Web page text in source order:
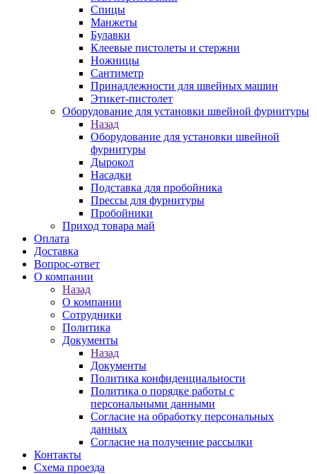
Спицы
Манжеты
Булавки
Клеевые пистолеты и стержни
Ножницы
Сантиметр
Принадлежности для швейных машин
Этикет-пистолет
Оборудование для установки швейной фурнитуры
Назад
Оборудование для установки швейной
фурнитуры
Дырокол
Насадки
Подставка для пробойника
Прессы для фурнитуры
Пробойники
Приход товара май
Оплата
Доставка
Вопрос-ответ
О компании
Назад
О компании
Сотрудники
Политика
Документы
Назад
Документы
Политика конфиденциальности
Политика о порядке работы с
персональными данными
Согласие на обработку персональных
данных
Согласие на получение рассылки
Контакты
Схема проезда